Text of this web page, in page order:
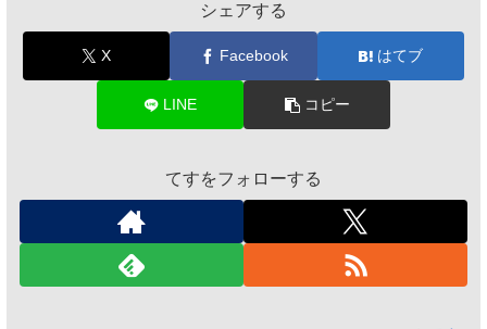
シェアする
X Facebook はてブ
LINE コピー
てすをフォローする